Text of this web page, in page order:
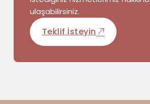
ulaşabilirsiniz.
Teklif İsteyin